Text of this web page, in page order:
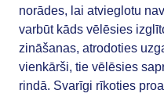
norādes, lai atvieglotu
varbūt kāds vēlēsies
zināšanas, atrodoties
vienkārši, tie vēlēsies
rindā. Svarīgi rīkoties